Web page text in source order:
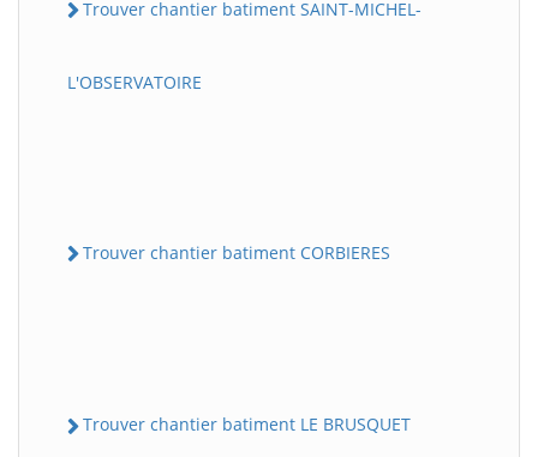
Trouver chantier batiment SAINT-MICHEL-
L'OBSERVATOIRE
Trouver chantier batiment CORBIERES
Trouver chantier batiment LE BRUSQUET